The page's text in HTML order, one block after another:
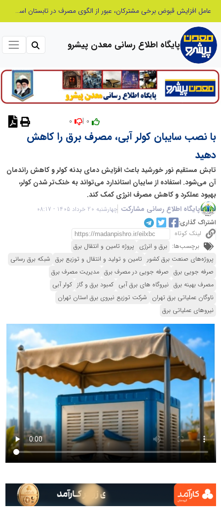
عامل افزایش قبوض برخی مشترکان، عبور از الگوی مصرف در تابستان است/ افزایش تعرفه نداشتیم
پایگاه اطلاع رسانی معدن پیشرو
با نصب سایبان کولر آبی، مصرف برق را کاهش
دهید
تابش مستقیم نور خورشید باعث افزایش دمای بدنه کولر و کاهش راندمان
آن می‌شود. استفاده از سایبان استاندارد می‌تواند به خنک‌تر شدن کولر،
بهبود عملکرد و کاهش مصرف انرژی کمک کند.
پایگاه اطلاع رسانی مشارکت چهارشنبه 20 خرداد 1405 - 08:17
اشتراک گذاری:
لینک کوتاه
برچسب‌ها: برق و انرژی پروژه تامین و انتقال برق
پروژه‌های صنعت برق کشور تامین و تولید و انتقال و توزیع برق شبکه برق رسانی
صرفه جویی برق صرفه جویی در مصرف برق مدیریت مصرف برق
مصرف بهینه برق نیروگاه های برق آبی کمبود برق و گاز کولر آبی
ناوگان عملیاتی برق تهران شرکت توزیع نیروی برق استان تهران
نیروهای عملیاتی برق